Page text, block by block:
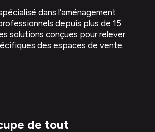
dans l’aménagement
depuis plus de 15
solutions conçues pour relever
des espaces de vente.
de tout